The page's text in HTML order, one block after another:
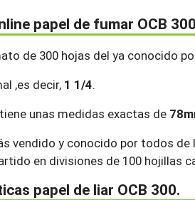
papel de fumar OCB
de 300 hojas del ya conocido
,es decir, 1 1/4.
unas medidas exactas de
vendido y conocido por todos
en divisiones de 100 hojillas
papel de liar OCB 300.